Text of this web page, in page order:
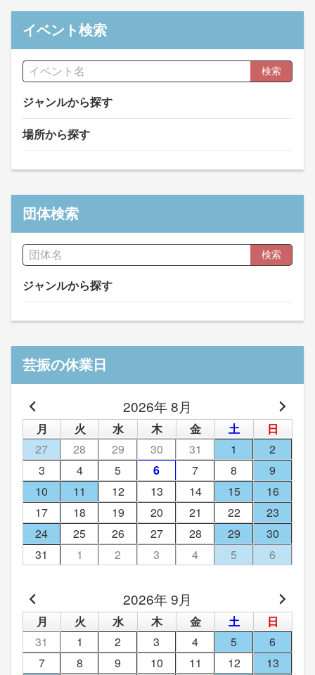
イベント検索
検索
ジャンルから探す
場所から探す
団体検索
検索
ジャンルから探す
芸振の休業日
2026年 8月
月 火 水 木 金 土
日
27
28 29 30 31 1
2
3
4 5 6 7 8
9
10
11 12 13 14 15
16
17
18 19 20 21 22
23
24
25 26 27 28 29
30
31
1 2 3 4 5 6
2026年 9月
月 火 水 木 金 土
日
31
1 2 3 4 5
6
7
8 9 10 11 12
13